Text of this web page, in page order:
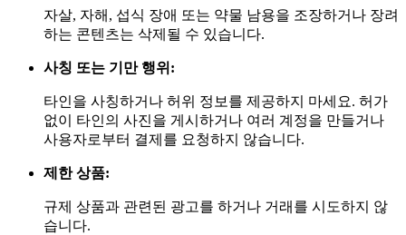
자살, 자해, 섭식 장애 또는 약물 남용을 조장하거나 장려
하는 콘텐츠는 삭제될 수 있습니다.
사칭 또는 기만 행위:
타인을 사칭하거나 허위 정보를 제공하지 마세요. 허가
없이 타인의 사진을 게시하거나 여러 계정을 만들거나
사용자로부터 결제를 요청하지 않습니다.
제한 상품:
규제 상품과 관련된 광고를 하거나 거래를 시도하지 않
습니다.